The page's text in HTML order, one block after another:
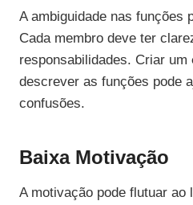
A ambiguidade nas funções
Cada membro deve ter
responsabilidades. Criar um
descrever as funções pode
confusões.
Baixa Motivação
A motivação pode flutuar ao